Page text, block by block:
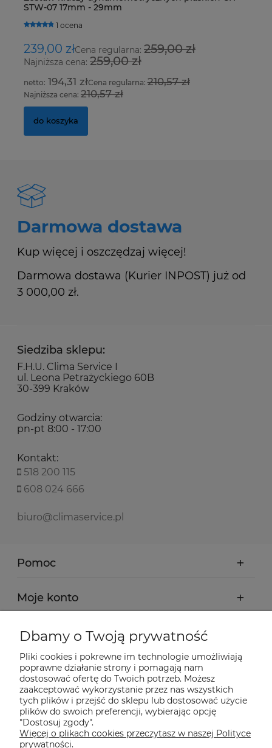
STW-07 17mm - 29mm
1 ocena
239,00 złCena regularna: 259,00 zł
Najniższa cena: 259,00 zł
194,31 złCena regularna:210,57 zł
Najniższa cena: 210,57 zł
do koszyka
Darmowa dostawa
Kup więcej i oszczędzaj więcej!
Darmowa dostawa (Kurier INPOST) już od
3 000,00 zł.
Siedziba sklepu:
F.H.U. Clima Service I
ul. Leona Petrażyckiego 60B
30-399 Kraków
Godziny otwarcia:
pn-pt 8:00 - 17:00
Kontakt:
518 200 115
608 024 666
biuro@climaservice.pl
Pomoc
Moje konto
Płatności i dostawa
Informacje
O nas
Nasze sklepy Allegro
Dbamy o Twoją prywatność
Pliki cookies i pokrewne im technologie umożliwiają
poprawne działanie strony i pomagają nam
dostosować ofertę do Twoich potrzeb. Możesz
zaakceptować wykorzystanie przez nas wszystkich
tych plików i przejść do sklepu lub dostosować użycie
plików do swoich preferencji, wybierając opcję
"Dostosuj zgody".
Więcej o plikach cookies przeczytasz w naszej Polityce
prywatności.